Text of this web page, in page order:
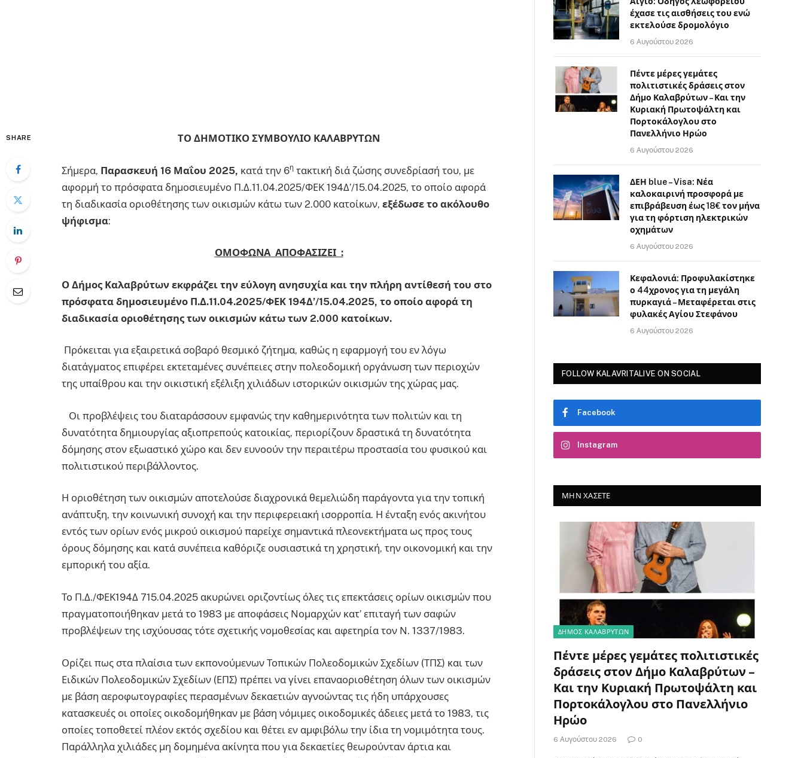
SHARE ΤΟ ΔΗΜΟΤΙΚΟ ΣΥΜΒΟΥΛΙΟ ΚΑΛΑΒΡΥΤΩΝ
Σήμερα, Παρασκευή 16 Μαΐου 2025, κατά την 6η τακτική διά ζώσης συνεδρίασή του, με
αφορμή το πρόσφατα δημοσιευμένο Π.Δ.11.04.2025/ΦΕΚ 194Δ’/15.04.2025, το οποίο αφορά
τη διαδικασία οριοθέτησης των οικισμών κάτω των 2.000 κατοίκων, εξέδωσε το ακόλουθο
ψήφισμα:
ΟΜΟΦΩΝΑ ΑΠΟΦΑΣΙΖΕΙ :
Ο Δήμος Καλαβρύτων εκφράζει την εύλογη ανησυχία και την πλήρη αντίθεσή του στο
πρόσφατα δημοσιευμένο Π.Δ.11.04.2025/ΦΕΚ 194Δ’/15.04.2025, το οποίο αφορά τη
διαδικασία οριοθέτησης των οικισμών κάτω των 2.000 κατοίκων.
Πρόκειται για εξαιρετικά σοβαρό θεσμικό ζήτημα, καθώς η εφαρμογή του εν λόγω
διατάγματος επιφέρει εκτεταμένες συνέπειες στην πολεοδομική οργάνωση των περιοχών
της υπαίθρου και την οικιστική εξέλιξη χιλιάδων ιστορικών οικισμών της χώρας μας.
Οι προβλέψεις του διαταράσσουν εμφανώς την καθημερινότητα των πολιτών και τη
δυνατότητα δημιουργίας αξιοπρεπούς κατοικίας, περιορίζουν δραστικά τη δυνατότητα
δόμησης στον εξωαστικό χώρο και δεν ευνοούν την περαιτέρω προστασία του φυσικού και
πολιτιστικού περιβάλλοντος.
Η οριοθέτηση των οικισμών αποτελούσε διαχρονικά θεμελιώδη παράγοντα για την τοπική
ανάπτυξη, την κοινωνική συνοχή και την περιφερειακή ισορροπία. Η ένταξη ενός ακινήτου
εντός των ορίων ενός μικρού οικισμού παρείχε σημαντικά πλεονεκτήματα ως προς τους
όρους δόμησης και κατά συνέπεια καθόριζε ουσιαστικά τη χρηστική, την οικονομική και την
εμπορική του αξία.
Το Π.Δ./ΦΕΚ194Δ 715.04.2025 ακυρώνει οριζοντίως όλες τις επεκτάσεις ορίων οικισμών που
πραγματοποιήθηκαν μετά το 1983 με αποφάσεις Νομαρχών κατ’ επιταγή των σαφών
προβλέψεων της ισχύουσας τότε σχετικής νομοθεσίας και αφετηρία τον Ν. 1337/1983.
Ορίζει πως στα πλαίσια των εκπονούμενων Τοπικών Πολεοδομικών Σχεδίων (ΤΠΣ) και των
Ειδικών Πολεοδομικών Σχεδίων (ΕΠΣ) πρέπει να γίνει επαναοριοθέτηση όλων των οικισμών
με βάση αεροφωτογραφίες περασμένων δεκαετιών αγνοώντας τις ήδη υπάρχουσες
κατασκευές οι οποίες οικοδομήθηκαν με βάση νόμιμες οικοδομικές άδειες μετά το 1983, τις
οποίες τοποθετεί πλέον εκτός σχεδίου και θέτει εν αμφιβόλω την ίδια τη νομιμότητα τους.
Παράλληλα χιλιάδες μη δομημένα ακίνητα που για δεκαετίες θεωρούνταν άρτια και
έχασε τις αισθήσεις του ενώ
εκτελούσε δρομολόγιο
6 Αυγούστου 2026
Πέντε μέρες γεμάτες
πολιτιστικές δράσεις στον
Δήμο Καλαβρύτων – Και την
Κυριακή Πρωτοψάλτη και
Πορτοκάλογλου στο
Πανελλήνιο Ηρώο
6 Αυγούστου 2026
ΔΕΗ blue – Visa: Νέα
καλοκαιρινή προσφορά με
επιβράβευση έως 18€ τον μήνα
για τη φόρτιση ηλεκτρικών
οχημάτων
6 Αυγούστου 2026
Κεφαλονιά: Προφυλακίστηκε
ο 44χρονος για τη μεγάλη
πυρκαγιά – Μεταφέρεται στις
φυλακές Αγίου Στεφάνου
6 Αυγούστου 2026
FOLLOW KALAVRITALIVE ON SOCIAL
Facebook
Instagram
ΜΗΝ ΧΆΣΕΤΕ
ΔΗΜΟΣ ΚΑΛΑΒΡΥΤΩΝ
Πέντε μέρες γεμάτες πολιτιστικές
δράσεις στον Δήμο Καλαβρύτων –
Και την Κυριακή Πρωτοψάλτη και
Πορτοκάλογλου στο Πανελλήνιο
Ηρώο
6 Αυγούστου 2026 0